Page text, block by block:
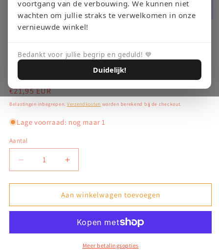
modaal
Double Dragon III: The Sacred
Stones - NES
Normale
prijs
€21,95 EUR
Belastingen inbegrepen. Verzendkosten worden berekend bij de checkout.
Lage voorraad: nog maar 1
Aantal
Aantal
verlagen
voor
Dragon
Sacred
Aantal
verhogen
voor
Double
Dragon
The
Sacred
Stones
Aan winkelwagen toevoegen
Meer betalingsopties
voortgang van de verbouwing. We kunnen niet
wachten om jullie straks te verwelkomen in onze
vernieuwde winkel!
Bedankt voor jullie begrip en geduld! 💙
Duidelijk!